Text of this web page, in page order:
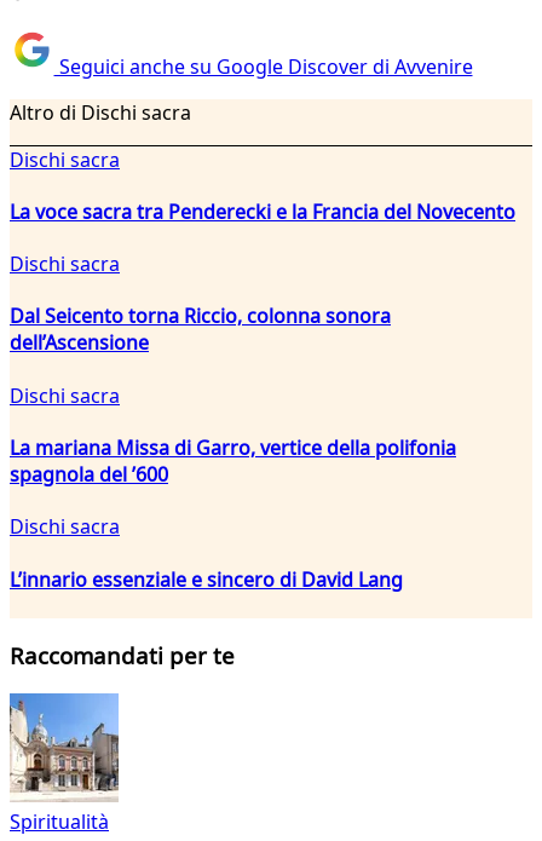
Seguici anche su Google Discover di Avvenire
Altro di Dischi sacra
Dischi sacra
La voce sacra tra Penderecki e la Francia del Novecento
Dischi sacra
Dal Seicento torna Riccio, colonna sonora
dell’Ascensione
Dischi sacra
La mariana Missa di Garro, vertice della polifonia
spagnola del ’600
Dischi sacra
L’innario essenziale e sincero di David Lang
Raccomandati per te
Spiritualità